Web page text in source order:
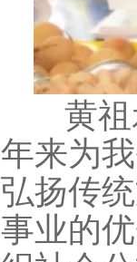
黄祖
年来为
弘扬传
事业的